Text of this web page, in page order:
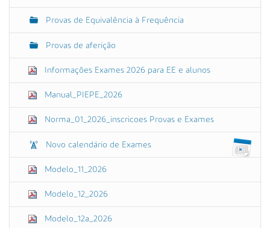
Provas de Equivalência à Frequência
Provas de aferição
Informações Exames 2026 para EE e alunos
Manual_PIEPE_2026
Norma_01_2026_inscricoes Provas e Exames
Novo calendário de Exames
Modelo_11_2026
Modelo_12_2026
Modelo_12a_2026